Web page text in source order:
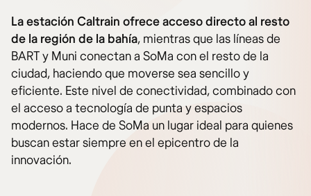
La estación Caltrain ofrece acceso directo al resto
de la región de la bahía, mientras que las líneas de
BART y Muni conectan a SoMa con el resto de la
ciudad, haciendo que moverse sea sencillo y
eficiente. Este nivel de conectividad, combinado con
el acceso a tecnología de punta y espacios
modernos. Hace de SoMa un lugar ideal para quienes
buscan estar siempre en el epicentro de la
innovación.